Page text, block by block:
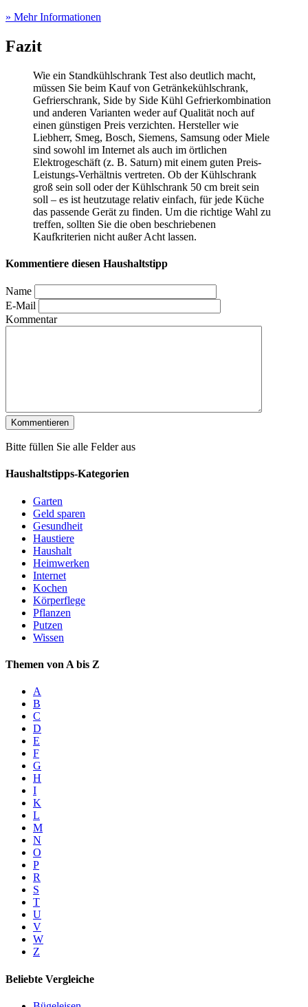
» Mehr Informationen
Fazit
Wie ein Standkühlschrank Test also deutlich macht,
müssen Sie beim Kauf von Getränkekühlschrank,
Gefrierschrank, Side by Side Kühl Gefrierkombination
und anderen Varianten weder auf Qualität noch auf
einen günstigen Preis verzichten. Hersteller wie
Liebherr, Smeg, Bosch, Siemens, Samsung oder Miele
sind sowohl im Internet als auch im örtlichen
Elektrogeschäft (z. B. Saturn) mit einem guten Preis-
Leistungs-Verhältnis vertreten. Ob der Kühlschrank
groß sein soll oder der Kühlschrank 50 cm breit sein
soll – es ist heutzutage relativ einfach, für jede Küche
das passende Gerät zu finden. Um die richtige Wahl zu
treffen, sollten Sie die oben beschriebenen
Kaufkriterien nicht außer Acht lassen.
Kommentiere diesen Haushaltstipp
Name
E-Mail
Kommentar
Bitte füllen Sie alle Felder aus
Haushaltstipps-Kategorien
Garten
Geld sparen
Gesundheit
Haustiere
Haushalt
Heimwerken
Internet
Kochen
Körperflege
Pflanzen
Putzen
Wissen
Themen von A bis Z
A
B
C
D
E
F
G
H
I
K
L
M
N
O
P
R
S
T
U
V
W
Z
Beliebte Vergleiche